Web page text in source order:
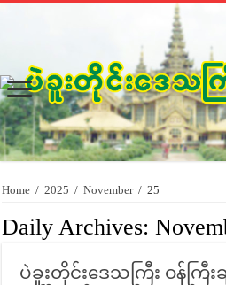
Home / 2025 / November / 25
Daily Archives:
ပဲခူးတိုင်းဒေသကြီး ဝန်ကြီး